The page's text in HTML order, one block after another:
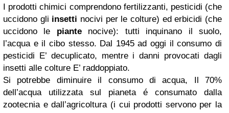
I prodotti chimici comprendono fertilizzanti, pesticidi (che
uccidono gli insetti nocivi per le colture) ed erbicidi (che
uccidono le piantenocive): tutti inquinano il suolo,
l’acqua e il cibo stesso. Dal 1945 ad oggi il consumo di
pesticidi E’ decuplicato, mentre i danni provocati dagli
insetti alle colture E’ raddoppiato.
Si potrebbe diminuire il consumo di acqua, Il 70%
dell’acqua utilizzata sul pianeta é consumato dalla
zootecnia e dall’agricoltura (i cui prodotti servono per la